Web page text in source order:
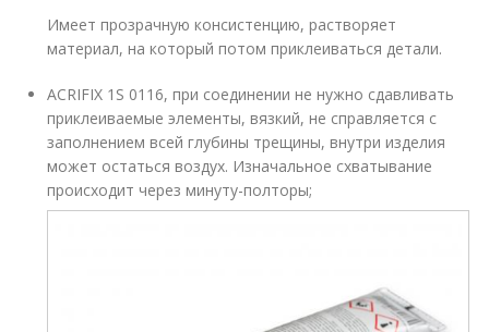
Имеет прозрачную консистенцию, растворяет
материал, на который потом приклеиваться детали.
ACRIFIX 1S 0116, при соединении не нужно сдавливать
приклеиваемые элементы, вязкий, не справляется с
заполнением всей глубины трещины, внутри изделия
может остаться воздух. Изначальное схватывание
происходит через минуту-полторы;